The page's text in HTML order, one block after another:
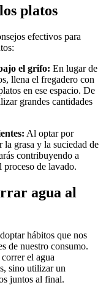
platos
efectivos para
el grifo: En lugar de
llena el fregadero con
en ese espacio. De
grandes cantidades
Al optar por
la grasa y la suciedad de
contribuyendo a
proceso de lavado.
agua al
hábitos que nos
de nuestro consumo.
el agua
sino utilizar un
juntos al final.